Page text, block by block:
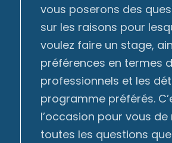
vous poserons des
sur les raisons pour
voulez faire un stage,
préférences en termes
professionnels et les
programme préférés.
l’occasion pour vous
toutes les questions